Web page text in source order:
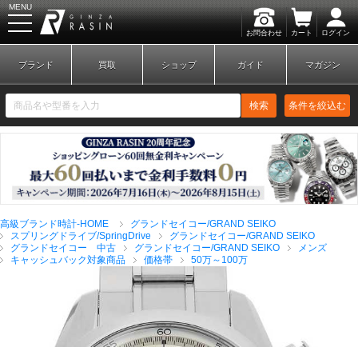
お問合わせ カート ログイン
MENU
新規会員登録 ログイン
ブランドから探す
ブランド 買取 ショップ ガイド マガジン
検索 条件を絞込む
高級ブランド時計-HOME
グランドセイコー/GRAND SEIKO
スプリングドライブ/SpringDrive
グランドセイコー/GRAND SEIKO
グランドセイコー 中古
グランドセイコー/GRAND SEIKO
メンズ
キャッシュバック対象商品
価格帯 50万～100万